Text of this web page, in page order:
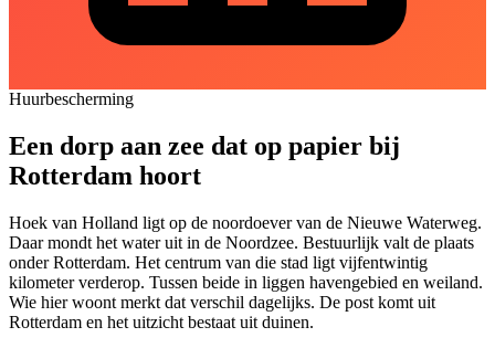
Huurbescherming
Een dorp aan zee dat op papier bij
Rotterdam hoort
Hoek van Holland ligt op de noordoever van de Nieuwe Waterweg.
Daar mondt het water uit in de Noordzee. Bestuurlijk valt de plaats
onder Rotterdam. Het centrum van die stad ligt vijfentwintig
kilometer verderop. Tussen beide in liggen havengebied en weiland.
Wie hier woont merkt dat verschil dagelijks. De post komt uit
Rotterdam en het uitzicht bestaat uit duinen.